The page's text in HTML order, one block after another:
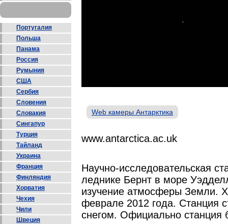
Португалия
Польша
Панама
Россия
Румыния
США
Сербия
Словения
Словакия
Сингапур
Турция
Тайланд
Украина
Франция
Финляндия
Хорватия
Чехия
Чили
Швеция
Web камеры Антарктика
www.antarctica.ac.uk
Научно-исследовательская
леднике Бернт в море
изучение атмосферы Земли.
феврале 2012 года. Станция
снегом. Официально станция